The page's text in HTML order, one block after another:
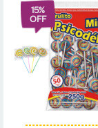
15%
OFF